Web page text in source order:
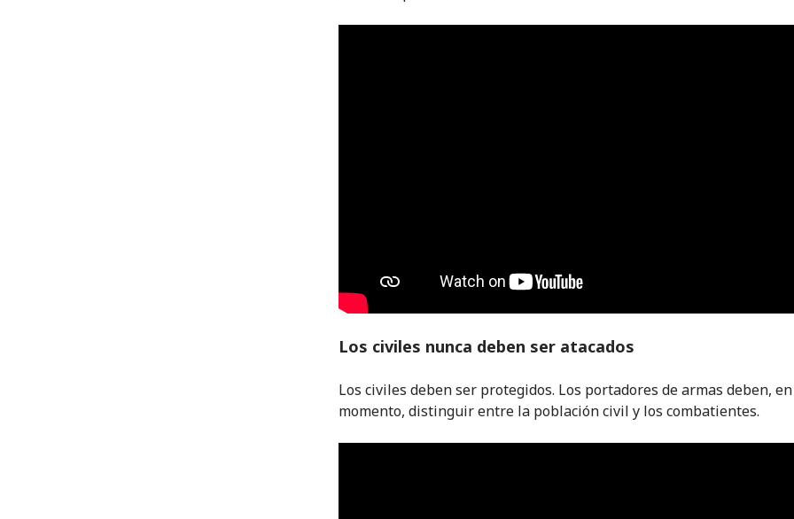
Los civiles nunca deben ser atacados
Los civiles deben ser protegidos. Los portadores de armas deben,
momento, distinguir entre la población civil y los combatientes.